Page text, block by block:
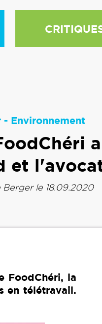
- Environnement
et
Bergerle 18.09.2020
FoodChéri, la
en télétravail.